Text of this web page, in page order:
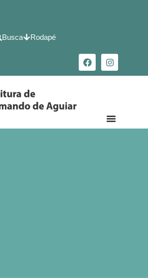
Busca Rodapé